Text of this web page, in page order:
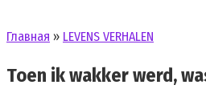
Главная » LEVENS VERHALEN
Toen ik wakker werd,